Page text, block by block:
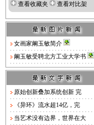
查看收藏夹
查看对比架
女画家阚玉敏简介
阚玉敏受聘北方工业大学书
原始创新叠加系统创新 完
《异环》流水超14亿，完
当艺术没有边界，世界在大